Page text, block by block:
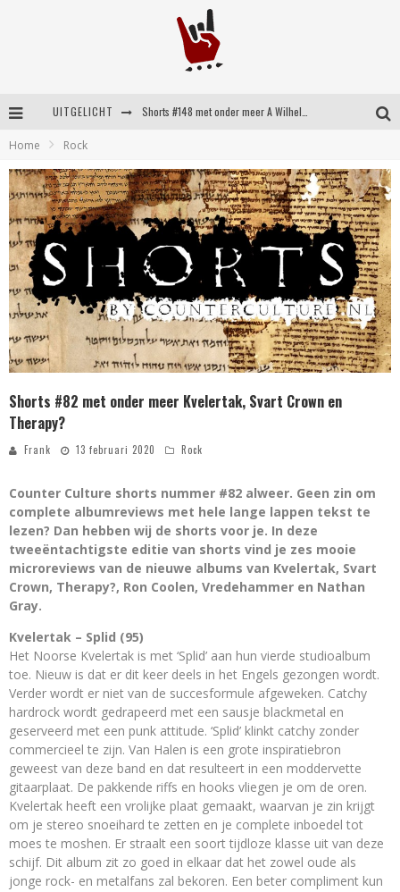
UITGELICHT
Britse emorockers van Basement maken tweede comeback met het indrukwekkende ‘Wired’
Shorts #149 met onder meer No Cure, Eva Under Fire, The Hu en Sleeping With Sirens
Home Rock
Shorts #82 met onder meer Kvelertak, Svart Crown en
Therapy?
Frank 13 februari 2020 Rock
Counter Culture shorts nummer #82 alweer. Geen zin om
complete albumreviews met hele lange lappen tekst te
lezen? Dan hebben wij de shorts voor je. In deze
tweeëntachtigste editie van shorts vind je zes mooie
microreviews van de nieuwe albums van Kvelertak, Svart
Crown, Therapy?, Ron Coolen, Vredehammer en Nathan
Gray.
Kvelertak – Splid (95)
Het Noorse Kvelertak is met ‘Splid’ aan hun vierde studioalbum
toe. Nieuw is dat er dit keer deels in het Engels gezongen wordt.
Verder wordt er niet van de succesformule afgeweken. Catchy
hardrock wordt gedrapeerd met een sausje blackmetal en
geserveerd met een punk attitude. ‘Splid’ klinkt catchy zonder
commercieel te zijn. Van Halen is een grote inspiratiebron
geweest van deze band en dat resulteert in een moddervette
gitaarplaat. De pakkende riffs en hooks vliegen je om de oren.
Kvelertak heeft een vrolijke plaat gemaakt, waarvan je zin krijgt
om je stereo snoeihard te zetten en je complete inboedel tot
moes te moshen. Er straalt een soort tijdloze klasse uit van deze
schijf. Dit album zit zo goed in elkaar dat het zowel oude als
jonge rock- en metalfans zal bekoren. Een beter compliment kun